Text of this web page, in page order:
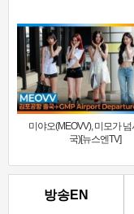
미야오(MEOVV), 미모가 넘
국)[뉴스엔TV]
방송EN